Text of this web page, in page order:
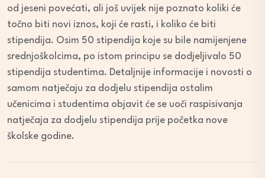
od jeseni povećati, ali još uvijek nije poznato koliki će
točno biti novi iznos, koji će rasti, i koliko će biti
stipendija. Osim 50 stipendija koje su bile namijenjene
srednjoškolcima, po istom principu se dodjeljivalo 50
stipendija studentima. Detaljnije informacije i novosti o
samom natječaju za dodjelu stipendija ostalim
učenicima i studentima objavit će se uoči raspisivanja
natječaja za dodjelu stipendija prije početka nove
školske godine.